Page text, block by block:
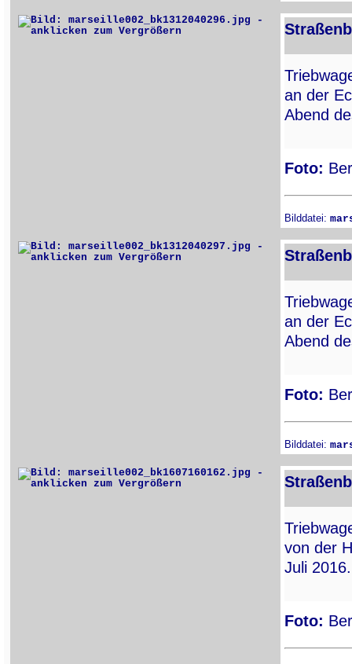
an der
Abend
Foto:
Bilddatei:
an der
Abend
Foto:
Bilddatei:
von der
Juli 2016.
Foto: